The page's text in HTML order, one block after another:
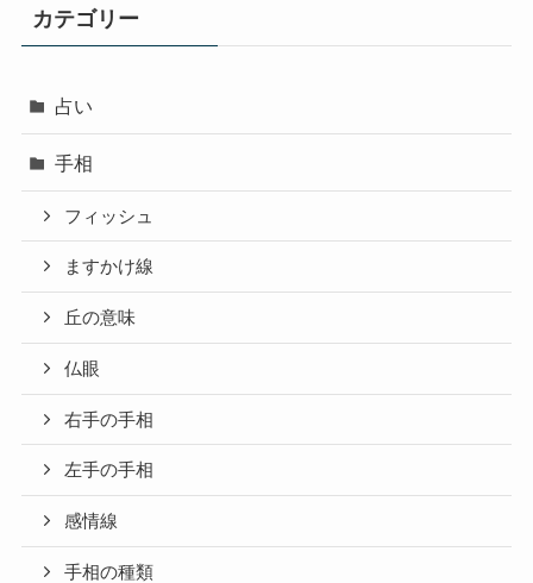
カテゴリー
占い
手相
フィッシュ
ますかけ線
丘の意味
仏眼
右手の手相
左手の手相
感情線
手相の種類